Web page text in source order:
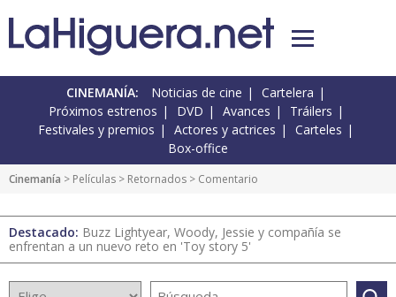
CINEMANÍA: Noticias de cine
Cartelera
Próximos estrenos
DVD Avances
Tráilers
Festivales y premios
Actores y actrices
Carteles
Box-office
Cinemanía > Películas > Retornados > Comentario
Destacado: Buzz Lightyear, Woody, Jessie y compañía se
enfrentan a un nuevo reto en 'Toy story 5'